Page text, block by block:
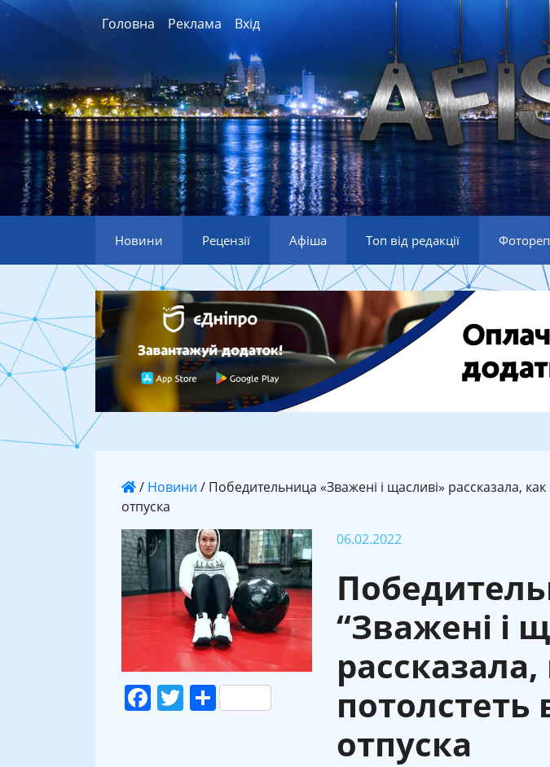
Головна Реклама Вхід
Новини Рецензії Афіша Топ від редакції
/ Новини / Победительница «Зважені і щасливі» рассказала,
отпуска
Facebook
Twitter
Поділитися
06.02.2022
“Зважені і
потолстеть
отпуска